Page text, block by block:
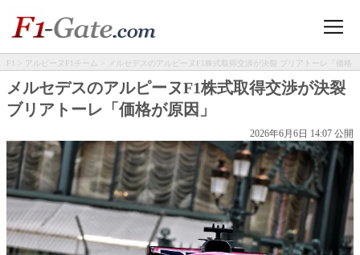
F1 > アルピーヌF1チーム
> メルセデスのアルピーヌF1株式取得交渉が決裂 ブリアトーレ「価格
が原因」
メルセデスのアルピーヌF1株式取得交渉が決裂
ブリアトーレ「価格が原因」
2026年6月6日 14:07 公開